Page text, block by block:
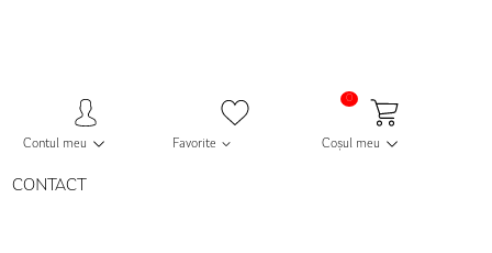
Contul meu Favorite Coșul meu
0
CONTACT